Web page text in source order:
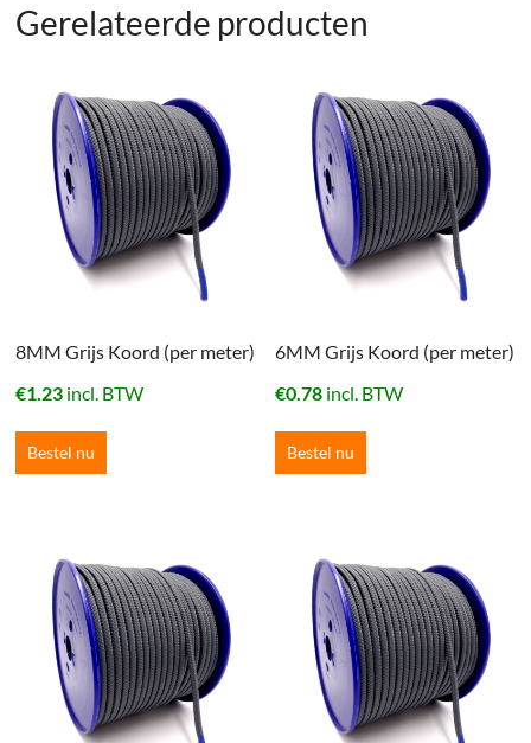
Gerelateerde producten
8MM Grijs Koord (per meter)
€1.23 incl. BTW
Bestel nu
6MM Grijs Koord (per meter)
€0.78 incl. BTW
Bestel nu